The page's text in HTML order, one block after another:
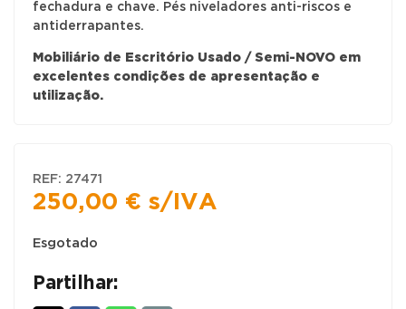
fechadura e chave. Pés niveladores anti-riscos e
antiderrapantes.
Mobiliário de Escritório Usado / Semi-NOVO em
excelentes condições de apresentação e
utilização.
REF: 27471
250,00 € s/IVA
Esgotado
Partilhar: